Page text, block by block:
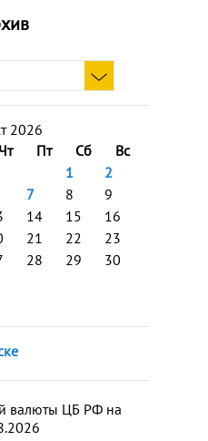
2026
Чт Пт Сб
Вс
1
2
7 8
9
14 15
16
21 22
23
28 29
30
валюты ЦБ РФ на